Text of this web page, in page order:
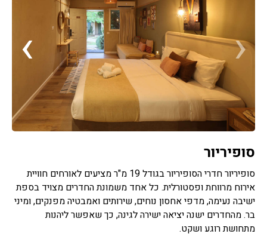
‹
›
סופיריור
סופיריור חדרי הסופיריור בגודל 19 מ"ר מציעים לאורחים חוויית
אירוח מרווחת ופסטורלית. כל אחד משמונת החדרים מצויד בספת
ישיבה נעימה, מדפי אחסון נוחים, שירותים ואמבטיה מפנקים, ומיני
בר. מהחדרים ישנה יציאה ישירה לגינה, כך שאפשר ליהנות
מתחושת רוגע ושקט.